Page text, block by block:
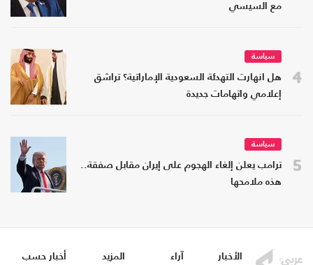
مع السيسي
4
سياسة
هل انهارت التهدئة السعودية الإماراتية؟ تراشق
إعلامي واتهامات جديدة
5
سياسة
ترامب يعلن إلغاء الهجوم على إيران مقابل صفقة..
هذه ملامحها
الأخبار آراء المزيد أخبار حسب